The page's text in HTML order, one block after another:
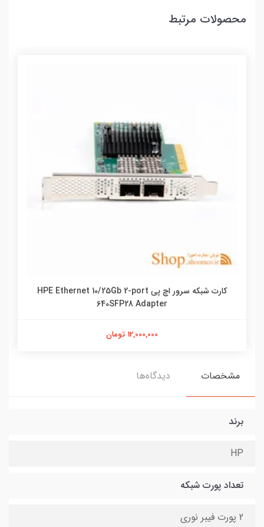
محصولات مرتبط
کارت شبکه سرور اچ پی HPE Ethernet 10/25Gb 2-port
640SFP28 Adapter
12,000,000 تومان
مشخصات دیدگاه‌ها
برند
HP
تعداد پورت شبکه
2 پورت فیبر نوری